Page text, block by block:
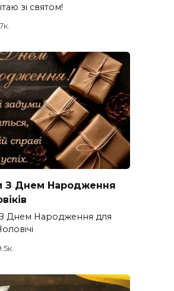
зі святом!
З Днем Народження
Днем Народження для